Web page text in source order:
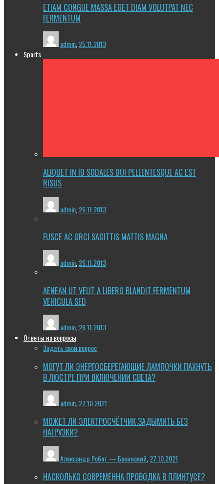
ETIAM CONGUE MASSA EGET DIAM VOLUTPAT NEC
FERMENTUM
admin 25.11.2013
Sports
ALIQUET IN ID SODALES DUI PELLENTESQUE AC EST
RISUS
admin 26.11.2013
FUSCE AC ORCI SAGITTIS MATTIS MAGNA
admin,26.11.2013
AENEAN UT VELIT A LIBERO BLANDIT FERMENTUM
VEHICULA SED
admin 26.11.2013
Ответы на вопросы
Задать свой вопрос
МОГУТ ЛИ ЭНЕРГОСБЕРЕГАЮЩИЕ ЛАМПОЧКИ ПАХНУТЬ
В ЛЮСТРЕ ПРИ ВКЛЮЧЕНИИ СВЕТА?
admin 27.10.2021
МОЖЕТ ЛИ ЭЛЕКТРОСЧЁТЧИК ЗАДЫМИТЬ БЕЗ
НАГРУЗКИ?
Александр Робот — Бакинский 27.10.2021
НАСКОЛЬКО СОВРЕМЕННА ПРОВОДКА В ПЛИНТУСЕ?